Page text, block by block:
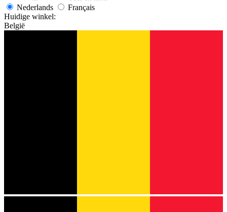
Nederlands
Français
Huidige winkel:
België